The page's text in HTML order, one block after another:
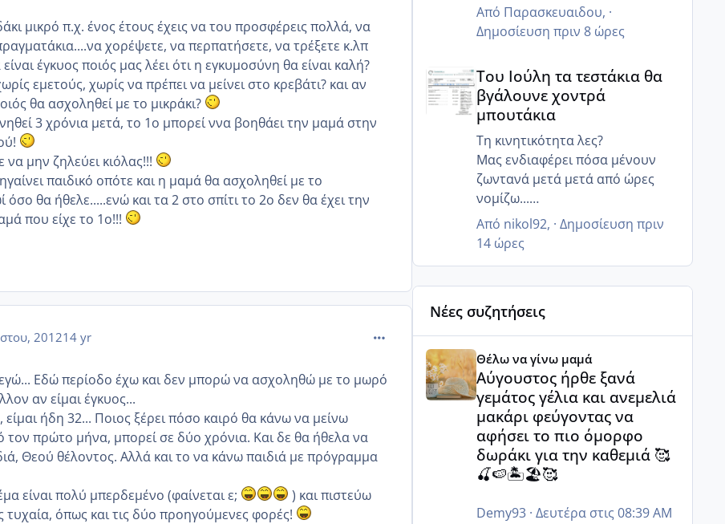
μικρό π.χ. ένος έτους έχεις να του προσφέρεις πολλά, να
χορέψετε, να περπατήσετε, να τρέξετε κ.λπ
έγκυος ποιός μας λέει ότι η εγκυμοσύνη θα είναι καλή?
εμετούς, χωρίς να πρέπει να μείνει στο κρεβάτι? και αν
θα ασχοληθεί με το μικράκι?
3 χρόνια μετά, το 1ο μπορεί ννα βοηθάει την μαμά στην
μην ζηλεύει κιόλας!!!
παιδικό οπότε και η μαμά θα ασχοληθεί με το
όσο θα ήθελε.....ενώ και τα 2 στο σπίτι το 2ο δεν θα έχει την
που είχε το 1ο!!!
201214 yr comment_872212
Εδώ περίοδο έχω και δεν μπορώ να ασχοληθώ με το μωρό
αν είμαι έγκυος...
ήδη 32... Ποιος ξέρει πόσο καιρό θα κάνω να μείνω
τον πρώτο μήνα, μπορεί σε δύο χρόνια. Και δε θα ήθελα να
Θεού θέλοντος. Αλλά και το να κάνω παιδιά με πρόγραμμα
είναι πολύ μπερδεμένο (φαίνεται ε;
) και πιστεύω
τυχαία, όπως και τις δύο προηγούμενες φορές!
Από Παρασκευαιδου, ·
Δημοσίευση πριν 8 ώρες
Του Ιούλη τα τεστάκια θα
βγάλουνε χοντρά
μπουτάκια
Τη κινητικότητα λες?
Μας ενδιαφέρει πόσα μένουν
ζωντανά μετά μετά από ώρες
νομίζω...
Γιατί ο άντρας μου έχει 85%
κινητικότητα, αλλα 6 ώρες μετά
μόνο 20% ζουν και 12 ώρες μετά
στοχευμένα επαφή..
Μετά από κάποιες ώρες πόσα
ζουν?
Από nikol92, · Δημοσίευση πριν
14 ώρες
Νέες συζητήσεις
Αύγουστος ήρθε ξανά γεμάτος γέλια και
Θέλω να γίνω μαμά
Αύγουστος ήρθε ξανά
γεμάτος γέλια και ανεμελιά
μακάρι φεύγοντας να
αφήσει το πιο όμορφο
δωράκι για την καθεμιά 🥰
🍒🍉🏝️🏖️🥰
Demy93· Δευτέρα στις 08:39 AM